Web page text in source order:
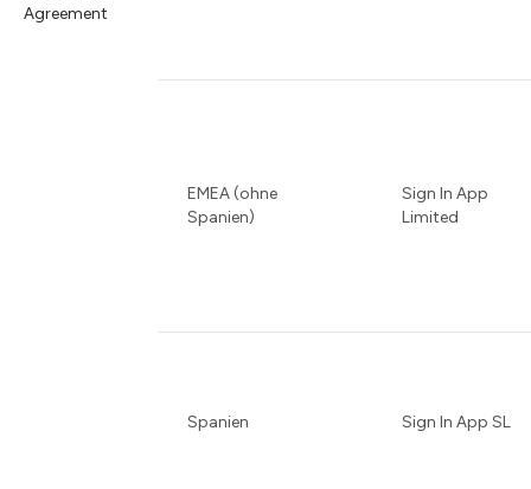
Agreement
EMEA (ohne
Spanien)
Sign In App
Limited
Spanien Sign In App SL